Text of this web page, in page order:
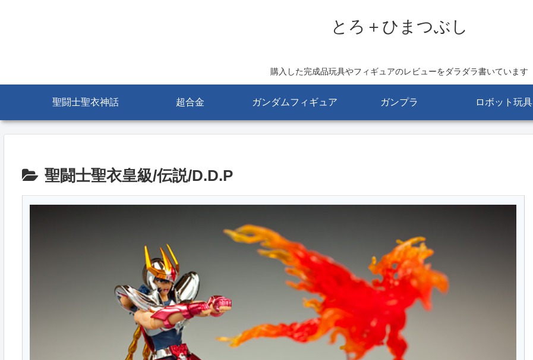
とろ＋ひまつぶし
購入した完成品玩具やフィギュアのレビューをダラダラ書いています
聖闘士聖衣神話 超合金 ガンダムフィギュア ガンプラ ロボット玩具
聖闘士聖衣皇級/伝説/D.D.P